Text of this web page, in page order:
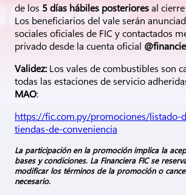
de los5 días hábiles posterioresal
Los beneficiarios del vale serán
sociales oficiales de FIC y contactados
privado desde la cuenta oficial
Validez:Los vales de combustibles son
todas las estaciones de servicio
MAO:
https://fic.com.py/promociones/listado-
tiendas-de-conveniencia
La participación en la promoción implica la
bases y condiciones. La Financiera FIC se
modificar los términos de la promoción o
necesario.